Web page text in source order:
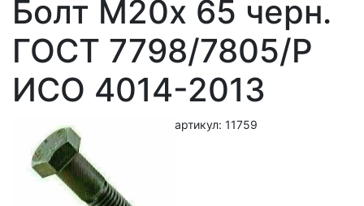
Болт М20х 65 черн.
ГОСТ 7798/7805/Р
ИСО 4014-2013
артикул: 11759